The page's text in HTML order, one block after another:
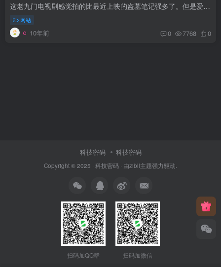
这老九门电视剧感觉拍的比最近上映的盗墓笔记强多了。但是爱奇艺非会员不能看最新的4集。这么多视频网站，每个都搞VIP会员，难道要让我等每个网站的VIP都买一个？还好我搜到了会第一时间分享他...
网站
10年前 0 7768 0
科技密码 科技密码
Copyright © 2025 · 科技密码 · 由zibll主题强力驱动.
扫码加QQ群 扫码加微信